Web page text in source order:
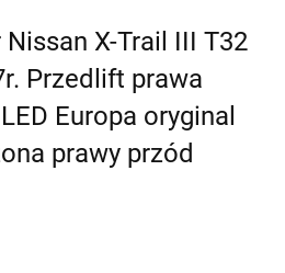
X-Trail III T32
Przedlift prawa
Europa oryginal
prawy przód